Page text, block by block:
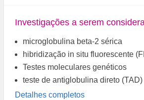
Investigações a serem
microglobulina beta-2 sérica
hibridização in situ fluorescente
Testes moleculares genéticos
teste de antiglobulina direto (TAD)
Detalhes completos